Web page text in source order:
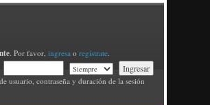
. Por favor, ingresao regístrate.
usuario, contraseña y duración de la sesión